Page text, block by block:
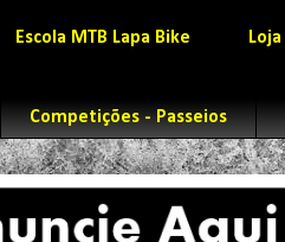
Escola MTB Lapa Bike Loja
Competições - Passeios